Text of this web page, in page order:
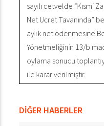
sayılı cetvelde “Kısmi
Net Ucret Tavanında”
aylık net ödenmesine
Yönetmeliğinin 13/b
oylama sonucu
ile karar verilmiştir.
DİĞER HABERLER